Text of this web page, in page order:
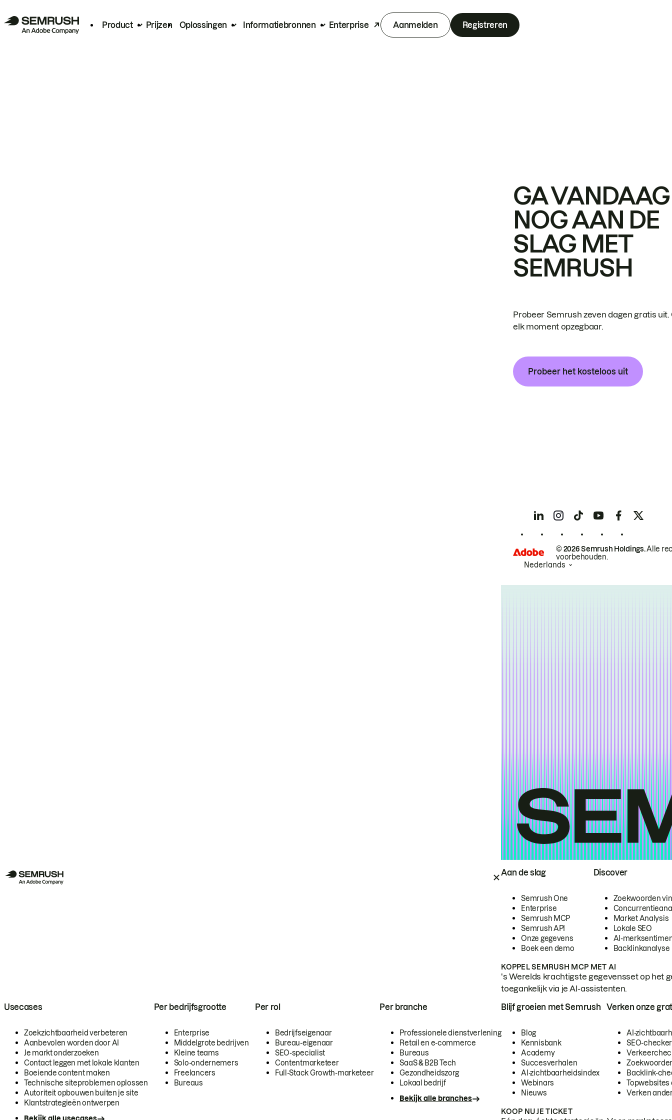
Product Prijzen Oplossingen Informatiebronnen Enterprise Aanmelden Registreren
Aan de slag
Semrush One
Enterprise
Semrush MCP
Semrush API
Onze gegevens
Boek een demo
Discover
Zoekwoorden
Market Analysis
Lokale SEO
AI-
Backlinkanalyse
KOPPEL SEMRUSH MCP MET AI
's Werelds krachtigste gegevensset op het
toegankelijk via je AI-assistenten.
Usecases
Zoekzichtbaarheid verbeteren
Aanbevolen worden door AI
Je markt onderzoeken
Contact leggen met lokale klanten
Boeiende content maken
Technische siteproblemen oplossen
Autoriteit opbouwen buiten je site
Klantstrategieën ontwerpen
Per bedrijfsgrootte
Enterprise
Middelgrote bedrijven
Kleine teams
Solo-ondernemers
Freelancers
Bureaus
Per rol
Bedrijfseigenaar
Bureau-eigenaar
SEO-specialist
Contentmarketeer
Full-Stack Growth-marketeer
Per branche
Professionele dienstverlening
Retail en e-commerce
Bureaus
SaaS & B2B Tech
Gezondheidszorg
Lokaal bedrijf
Bekijk alle branches
Blijf groeien met Semrush
Blog
Kennisbank
Academy
Succesverhalen
AI-zichtbaarheidsindex
Webinars
Nieuws
Verken onze
AI-
SEO-checker
Backlink-
Topwebsites
Verken
KOOP NU JE TICKET
GA VANDAAG
NOG AAN DE
SLAG MET
SEMRUSH
Probeer Semrush zeven dagen gratis uit.
elk moment opzegbaar.
Probeer het kosteloos uit
© 2026 Semrush Holdings.Alle
voorbehouden.
Nederlands